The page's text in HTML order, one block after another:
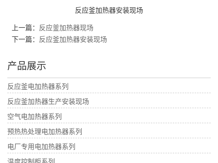
反应釜加热器安装现场
上一篇： 反应釜加热器现场
下一篇： 反应釜加热器安装现场
产品展示
反应釜电加热器系列
反应釜加热器生产安装现场
空气电加热器系列
预热热处理电加热器系列
电厂专用电加热器系列